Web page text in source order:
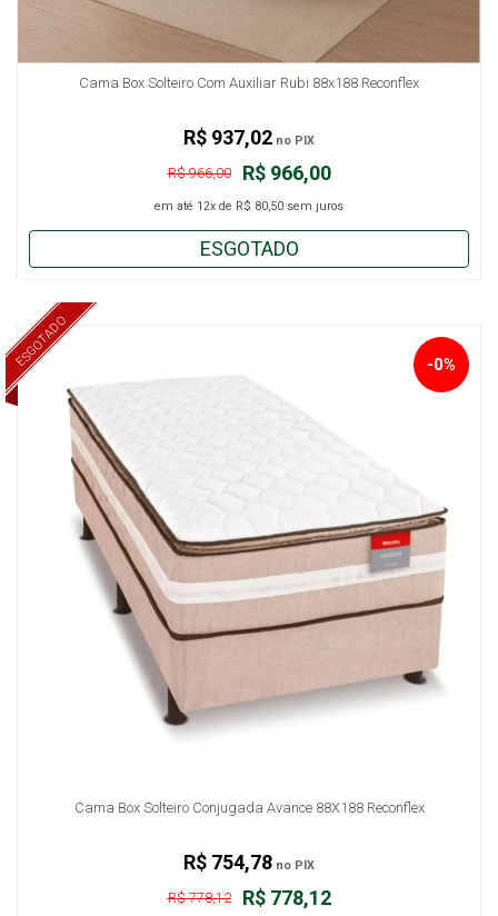
Cama Box Solteiro Com Auxiliar Rubi 88x188 Reconflex
R$ 966,00
R$ 966,00
em até 12x de R$ 80,50 sem juros
R$ 937,02 no PIX
ESGOTADO
ESGOTADO
Cama Box Solteiro Conjugada Avance 88X188 Reconflex
R$ 778,12
R$ 778,12
-0%
R$ 754,78 no PIX